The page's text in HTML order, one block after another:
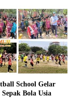
School Gelar
Bola Usia